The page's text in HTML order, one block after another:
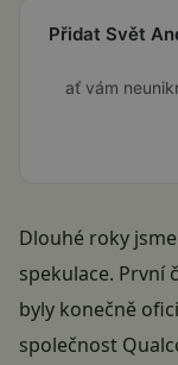
Přidat Svět
ať vám
Dlouhé roky
spekulace. První
byly konečně
společnost